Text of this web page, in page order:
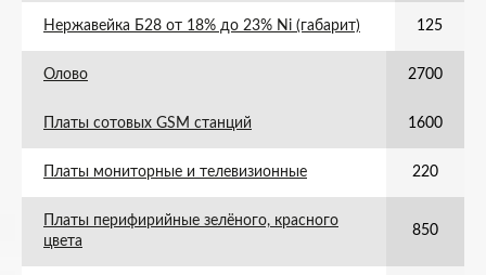
Нержавейка Б28 от 18% до 23% Ni (габарит) 125
Олово 2700
Платы сотовых GSM станций 1600
Платы мониторные и телевизионные 220
Платы перифирийные зелёного, красного
цвета
850